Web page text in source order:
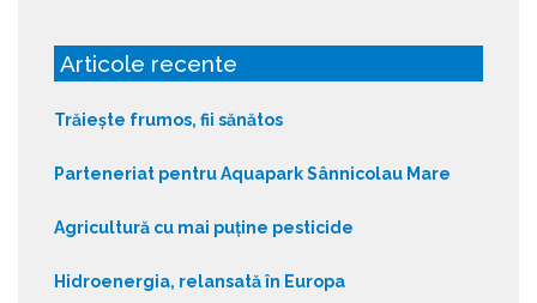
Articole recente
Trăiește frumos, fii sănătos
Parteneriat pentru Aquapark Sânnicolau Mare
Agricultură cu mai puține pesticide
Hidroenergia, relansată în Europa